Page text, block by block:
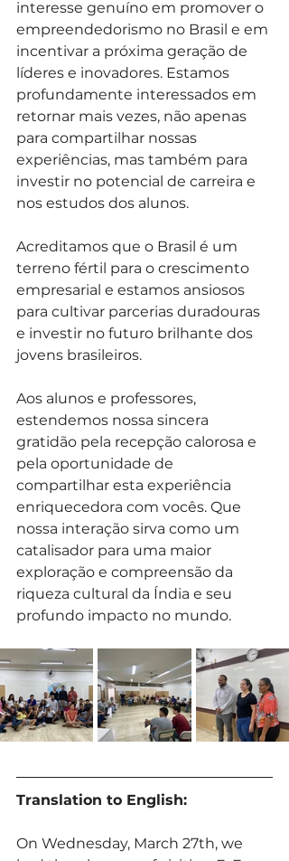
interesse genuíno em promover o
empreendedorismo no Brasil e em
incentivar a próxima geração de
líderes e inovadores. Estamos
profundamente interessados em
retornar mais vezes, não apenas
para compartilhar nossas
experiências, mas também para
investir no potencial de carreira e
nos estudos dos alunos.
Acreditamos que o Brasil é um
terreno fértil para o crescimento
empresarial e estamos ansiosos
para cultivar parcerias duradouras
e investir no futuro brilhante dos
jovens brasileiros.
Aos alunos e professores,
estendemos nossa sincera
gratidão pela recepção calorosa e
pela oportunidade de
compartilhar esta experiência
enriquecedora com vocês. Que
nossa interação sirva como um
catalisador para uma maior
exploração e compreensão da
riqueza cultural da Índia e seu
profundo impacto no mundo.
Translation to English:
On Wednesday, March 27th, we